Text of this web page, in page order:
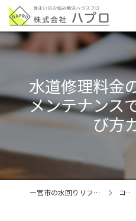
水道修理料金
メンテナンス
び方
一宮市の水回りリフォームなら株式会社ハプロ コラム